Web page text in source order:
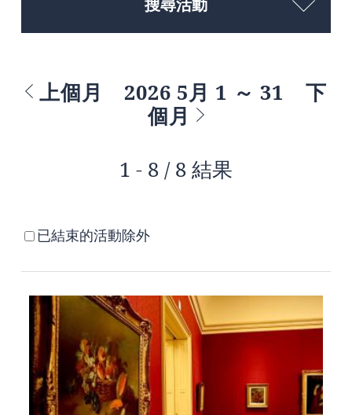
上個月 2026 5月 1 ～ 31
下
個月
1 - 8 / 8 結果
已結束的活動除外